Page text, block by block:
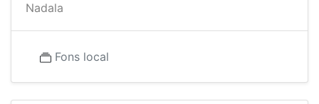
Nadala
Fons local